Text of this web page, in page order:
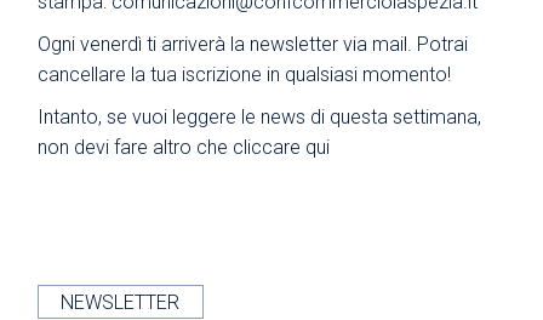
Ogni venerdì ti arriverà la newsletter via mail. Potrai
cancellare la tua iscrizione in qualsiasi momento!
Intanto, se vuoi leggere le news di questa settimana,
non devi fare altro che cliccare qui
NEWSLETTER